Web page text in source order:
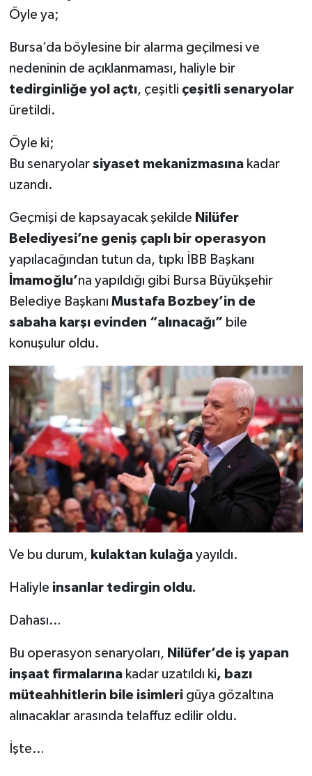
Öyle ya;
Bursa’da böylesine bir alarma geçilmesi ve
nedeninin de açıklanmaması, haliyle bir
tedirginliğe yol açtı, çeşitli çeşitli senaryolar
üretildi.
Öyle ki;
Bu senaryolar siyaset mekanizmasınakadar
uzandı.
Geçmişi de kapsayacak şekilde Nilüfer
Belediyesi’ne geniş çaplı bir operasyon
yapılacağından tutun da, tıpkı İBB Başkanı
İmamoğlu’na yapıldığı gibi Bursa Büyükşehir
Belediye Başkanı Mustafa Bozbey’in de
sabaha karşı evinden “alınacağı” bile
konuşulur oldu.
Ve bu durum, kulaktan kulağayayıldı.
Haliyle insanlar tedirgin oldu.
Dahası…
Bu operasyon senaryoları, Nilüfer’de iş yapan
inşaat firmalarınakadar uzatıldı ki, bazı
müteahhitlerin bile isimleri güya gözaltına
alınacaklar arasında telaffuz edilir oldu.
İşte…